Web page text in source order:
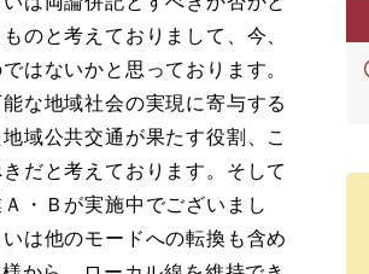
のと考えておりまして、今、
はないかと思っております。
な地域社会の実現に寄与する
域公共交通が果たす役割、こ
だと考えております。そして
・Ｂが実施中でございまし
は他のモードへの転換も含め